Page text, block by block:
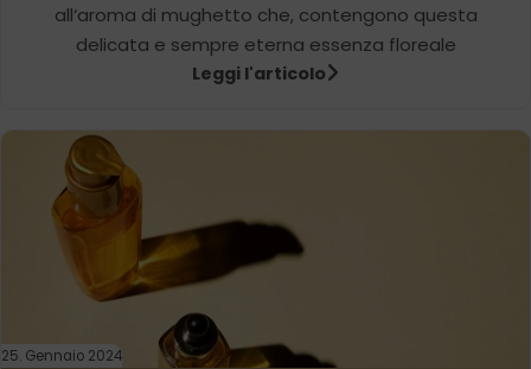
all‘aroma di mughetto che, contengono questa
delicata e sempre eterna essenza floreale
Leggi l'articolo
25. Gennaio 2024